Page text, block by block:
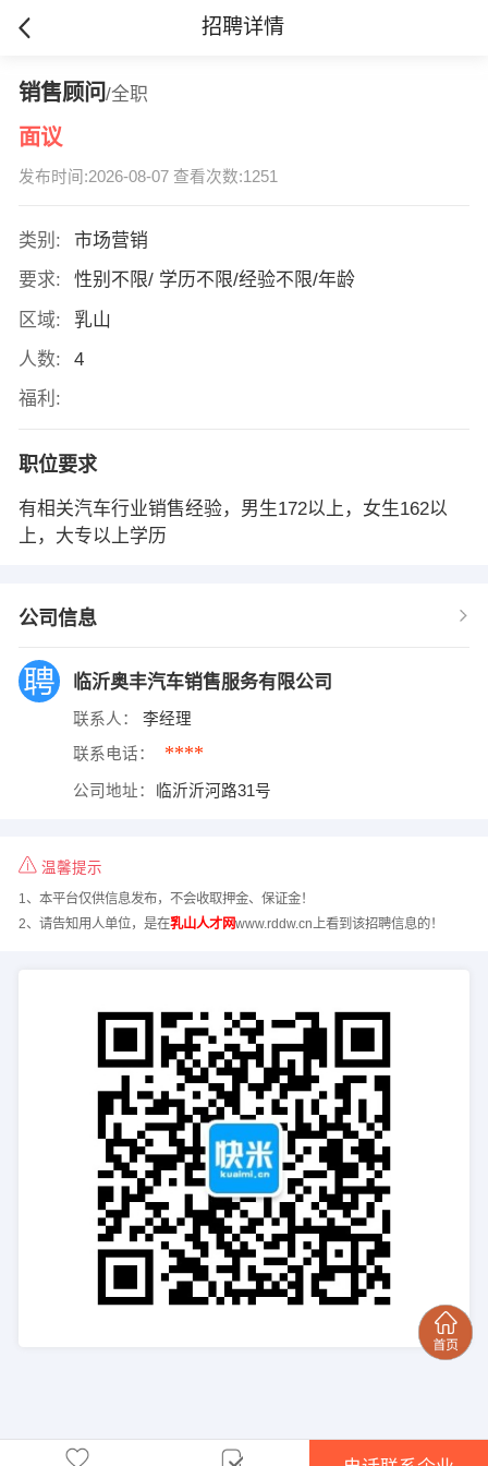
招聘详情
销售顾问/全职
面议
发布时间:2026-08-07 查看次数:1251
类别:
市场营销
要求:
性别不限/ 学历不限/经验不限/年龄
区域:
乳山
人数:
4
福利:
职位要求
有相关汽车行业销售经验，男生172以上，女生162以
上，大专以上学历
公司信息
临沂奥丰汽车销售服务有限公司
联系人： 李经理
联系电话： ****
公司地址： 临沂沂河路31号
温馨提示
1、本平台仅供信息发布，不会收取押金、保证金！
2、请告知用人单位，是在乳山人才网www.rddw.cn上看到该招聘信息的！